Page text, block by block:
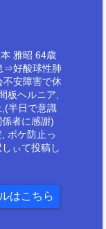
雅昭 64歳
⇒好酸球性肺
不安障害で休
ヘルニア,
半日で意識
者に感謝)
ボケ防止っ
ぃて投稿し
はこちら